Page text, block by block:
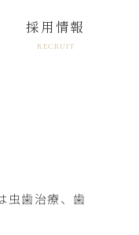
採用情報
RECRUIT
虫歯治療、歯